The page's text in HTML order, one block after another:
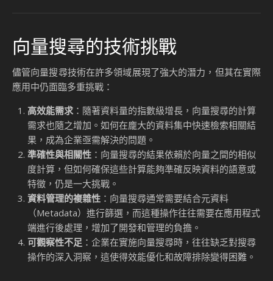
語意搜尋：在搜尋引擎中，向量搜尋能夠理解用戶查詢的
語意，而不僅僅是字面上的關鍵字匹配。例如，當用戶搜
尋「適合夏天的輕便鞋」，系統可以返回與「涼鞋」或
「透氣運動鞋」相關的結果。
醫療診斷：醫療機構可以通過向量搜尋技術，分析病患的
醫療影像或基因數據，快速找到相似的病例，從而輔助診
斷和治療。
內容生成與創作：生成式 AI 模型（如 ChatGPT 或 DALL-
E）可以利用向量搜尋技術，從資料庫中檢索相關內容，
進一步提升生成結果的質量。
根據InfoQ 的報導，Google 最近對其 AlloyDB 資料庫進行了
升級，新增了內嵌篩選（Inline Filtering）和企業級可觀察性
（Enterprise Observability）功能，進一步提升了向量搜尋
的效能與管理性。